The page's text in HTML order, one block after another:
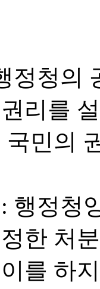
정청의
리를
국민의
: 행정청
한 처
를 하